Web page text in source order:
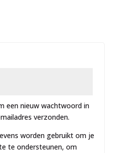
een nieuw wachtwoord in
verzonden.
worden gebruikt om je
te ondersteunen, om